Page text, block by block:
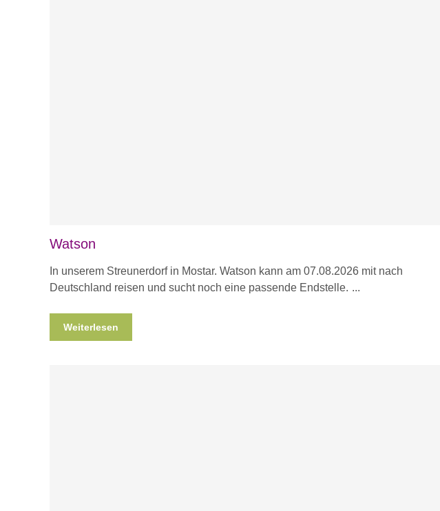
Watson
In unserem Streunerdorf in Mostar. Watson kann am 07.08.2026 mit nach
Deutschland reisen und sucht noch eine passende Endstelle.
Weiterlesen